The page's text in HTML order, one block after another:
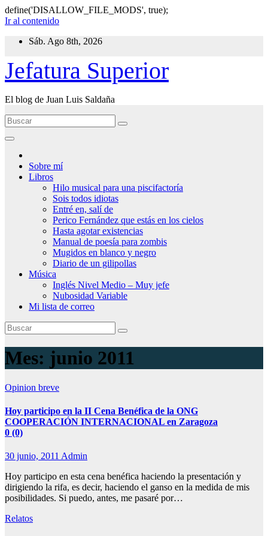
define('DISALLOW_FILE_MODS', true);
Ir al contenido
Sáb. Ago 8th, 2026
Jefatura Superior
El blog de Juan Luis Saldaña
Sobre mí
Libros
Hilo musical para una piscifactoría
Sois todos idiotas
Entré en, salí de
Perico Fernández que estás en los cielos
Hasta agotar existencias
Manual de poesía para zombis
Mugidos en blanco y negro
Diario de un gilipollas
Música
Inglés Nivel Medio – Muy jefe
Nubosidad Variable
Mi lista de correo
Mes: junio 2011
Opinion breve
Hoy participo en la II Cena Benéfica de la ONG
COOPERACIÓN INTERNACIONAL en Zaragoza
0 (0)
30 junio, 2011 Admin
Hoy participo en esta cena benéfica haciendo la presentación y
dirigiendo la rifa, es decir, haciendo el ganso en la medida de mis
posibilidades. Si puedo, antes, me pasaré por…
Relatos